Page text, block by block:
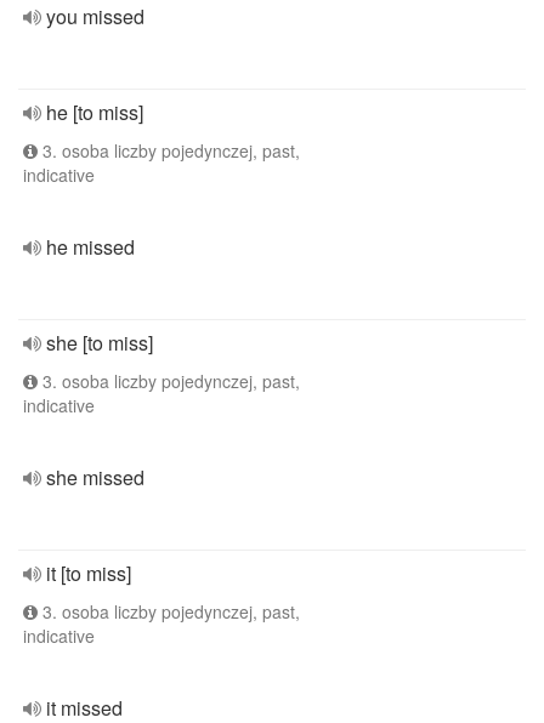
you missed
he [to miss]
3. osoba liczby pojedynczej, past,
indicative
he missed
she [to miss]
3. osoba liczby pojedynczej, past,
indicative
she missed
it [to miss]
3. osoba liczby pojedynczej, past,
indicative
it missed